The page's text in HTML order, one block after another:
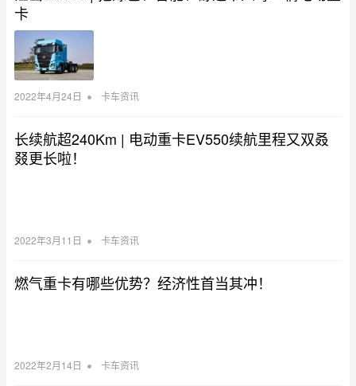
卡
2022年4月24日 • 卡车资讯
长续航超240Km | 电动重卡EV550续航里程又双叒
叕更长啦！
2022年3月11日 • 卡车资讯
燃气重卡有哪些优势？经济性首当其冲！
2022年2月14日 • 卡车资讯